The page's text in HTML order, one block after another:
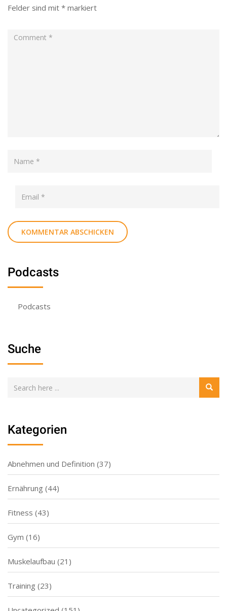
Felder sind mit * markiert
Podcasts
Podcasts
Suche
Kategorien
Abnehmen und Definition (37)
Ernährung (44)
Fitness (43)
Gym (16)
Muskelaufbau (21)
Training (23)